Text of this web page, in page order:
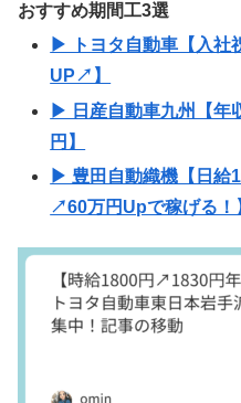
おすすめ期間工3選
▶ トヨタ自動車【入社
UP↗】
▶ 日産自動車九州【年
円】
▶ 豊田自動織機【日給
↗60万円Upで稼げる！